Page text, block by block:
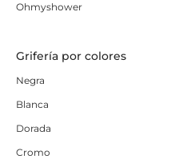
Ohmyshower
Grifería por colores
Negra
Blanca
Dorada
Cromo